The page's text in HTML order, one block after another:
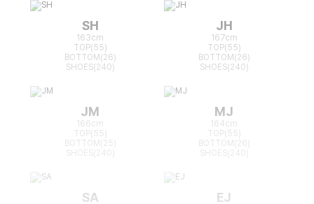
SH
163cm
TOP(55)
BOTTOM(26)
SHOES(240)
JH
167cm
TOP(55)
BOTTOM(26)
SHOES(240)
JM
166cm
TOP(55)
BOTTOM(25)
MJ
164cm
TOP(55)
BOTTOM(26)
SA EJ